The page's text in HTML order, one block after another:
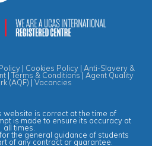
| Cookies Policy | Anti-Slavery &
| Terms & Conditions| Agent Quality
(AQF) | Vacancies
website is correct at the time of
is made to ensure its accuracy at
all times.
the general guidance of students
of any contract or guarantee.